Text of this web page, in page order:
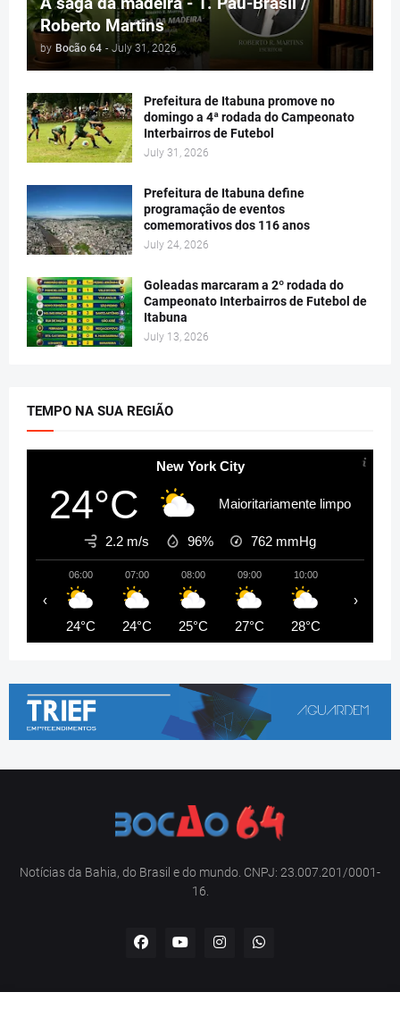
Roberto Martins
by Bocão 64 - July 31, 2026
Prefeitura de Itabuna promove no
domingo a 4ª rodada do Campeonato
Interbairros de Futebol
July 31, 2026
Prefeitura de Itabuna define
programação de eventos
comemorativos dos 116 anos
July 24, 2026
Goleadas marcaram a 2º rodada do
Campeonato Interbairros de Futebol de
Itabuna
July 13, 2026
TEMPO NA SUA REGIÃO
New York City
24°C Maioritariamente limpo
2.2 m/s 96% 762 mmHg
06:00
24°C
07:00
24°C
08:00
25°C
09:00
27°C
10:00
28°C
‹ ›
Notícias da Bahia, do Brasil e do mundo. CNPJ: 23.007.201/0001-
16.